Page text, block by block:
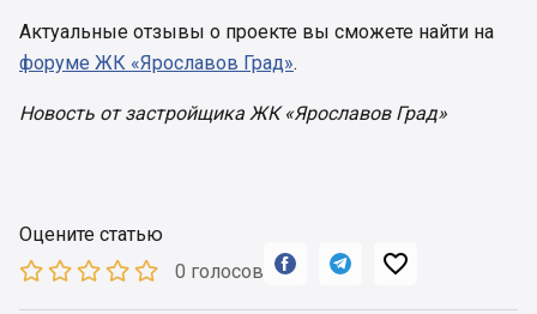
Актуальные отзывы о проекте вы сможете найти на
форуме ЖК «Ярославов Град».
Новость от застройщика ЖК «Ярославов Град»
Оцените статью
0 голосов
  